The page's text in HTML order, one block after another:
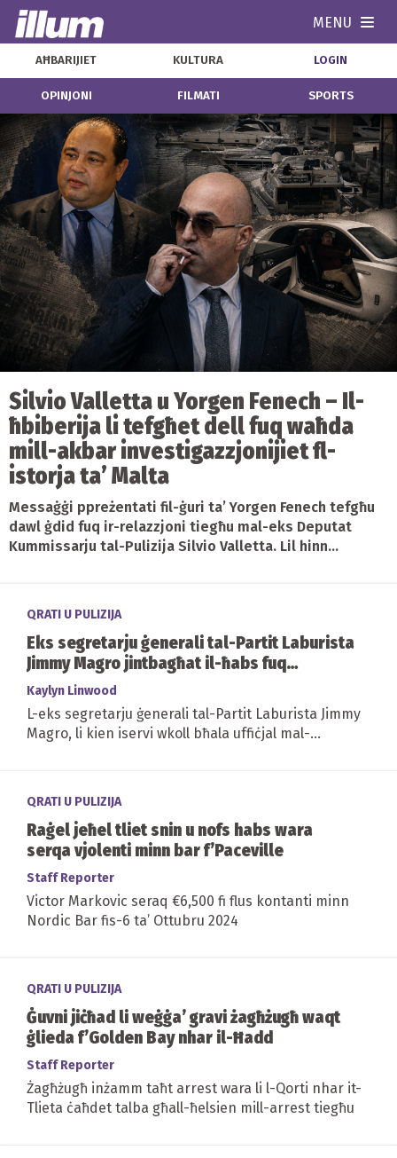
MENU
AĦBARIJIET KULTURA LOGIN
OPINJONI FILMATI SPORTS
Silvio Valletta u Yorgen Fenech – Il-
ħbiberija li tefgħet dell fuq waħda
mill-akbar investigazzjonijiet fl-
istorja ta’ Malta
Messaġġi ppreżentati fil-ġuri ta’ Yorgen Fenech tefgħu
dawl ġdid fuq ir-relazzjoni tiegħu mal-eks Deputat
Kummissarju tal-Pulizija Silvio Valletta. Lil hinn...
QRATI U PULIZIJA
Eks segretarju ġenerali tal-Partit Laburista
Jimmy Magro jintbagħat il-ħabs fuq
korruzzjoni
Kaylyn Linwood
L-eks segretarju ġenerali tal-Partit Laburista Jimmy
Magro, li kien iservi wkoll bħala uffiċjal mal-
QRATI U PULIZIJA
Raġel jeħel tliet snin u nofs habs wara
serqa vjolenti minn bar f’Paceville
Staff Reporter
Victor Markovic seraq €6,500 fi flus kontanti minn
QRATI U PULIZIJA
Ġuvni jiċħad li weġġa’ gravi żagħżugħ waqt
ġlieda f’Golden Bay nhar il-Ħadd
Staff Reporter
Żagħżugħ inżamm taħt arrest wara li l-Qorti nhar it-